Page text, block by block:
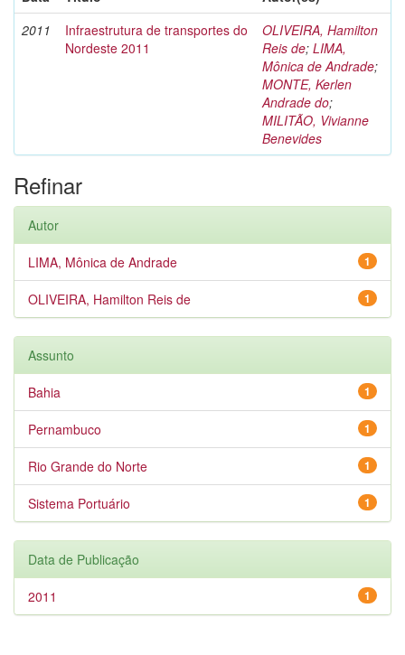
2011
Infraestrutura de transportes do
Nordeste 2011
OLIVEIRA, Hamilton
Reis de; LIMA,
Mônica de Andrade;
MONTE, Kerlen
Andrade do;
MILITÃO, Vivianne
Benevides
Refinar
Autor
1
LIMA, Mônica de Andrade
1
OLIVEIRA, Hamilton Reis de
Assunto
1
Bahia
1
Pernambuco
1
Rio Grande do Norte
1
Sistema Portuário
Data de Publicação
1
2011